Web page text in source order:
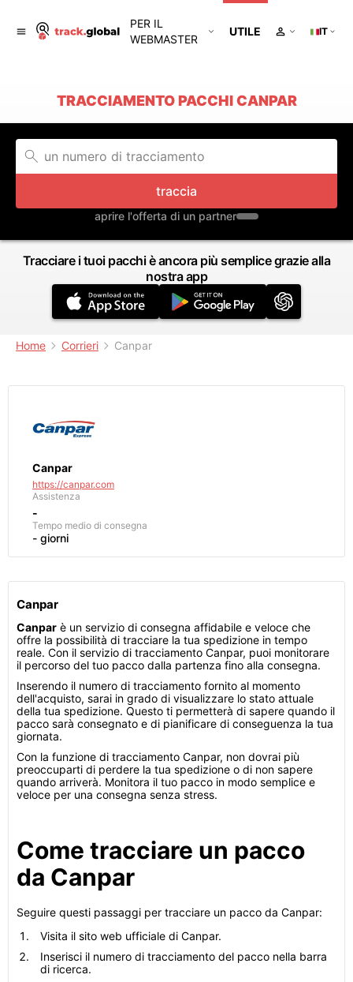
PER IL
WEBMASTER
UTILE IT
TRACCIAMENTO PACCHI CANPAR
traccia
aprire l'offerta di un partner
Tracciare i tuoi pacchi è ancora più semplice grazie alla
nostra app
Home Corrieri Canpar
Canpar
https://canpar.com
Assistenza
-
Tempo medio di consegna
- giorni
Canpar
Canpar è un servizio di consegna affidabile e veloce che
offre la possibilità di tracciare la tua spedizione in tempo
reale. Con il servizio di tracciamento Canpar, puoi monitorare
il percorso del tuo pacco dalla partenza fino alla consegna.
Inserendo il numero di tracciamento fornito al momento
dell'acquisto, sarai in grado di visualizzare lo stato attuale
della tua spedizione. Questo ti permetterà di sapere quando il
pacco sarà consegnato e di pianificare di conseguenza la tua
giornata.
Con la funzione di tracciamento Canpar, non dovrai più
preoccuparti di perdere la tua spedizione o di non sapere
quando arriverà. Monitora il tuo pacco in modo semplice e
veloce per una consegna senza stress.
Come tracciare un pacco
da Canpar
Seguire questi passaggi per tracciare un pacco da Canpar:
Visita il sito web ufficiale di Canpar.
Inserisci il numero di tracciamento del pacco nella barra
di ricerca.